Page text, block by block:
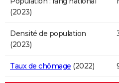
(2023)
Densité de population
(2023)
Taux de chômage (2022)